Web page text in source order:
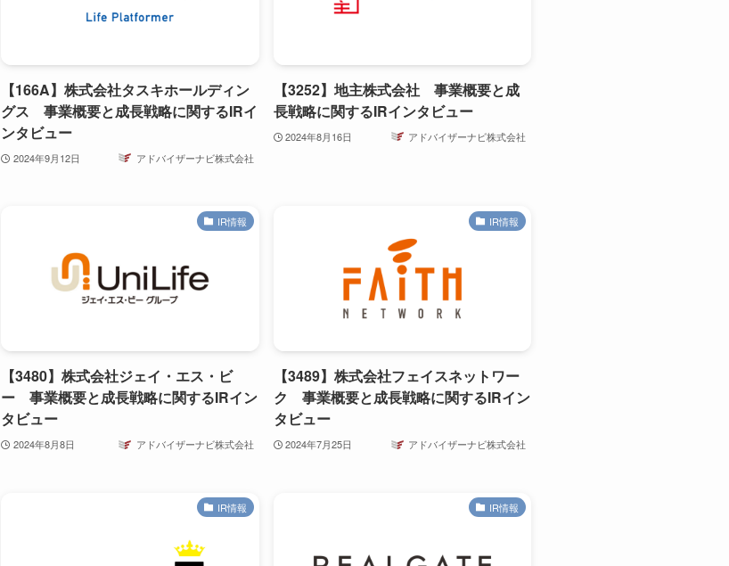
【166A】株式会社タスキホールディン
グス 事業概要と成長戦略に関するIRイ
ンタビュー
2024年9月12日 アドバイザーナビ株式会社
【3252】地主株式会社 事業概要と成
長戦略に関するIRインタビュー
2024年8月16日 アドバイザーナビ株式会社
IR情報
【3480】株式会社ジェイ・エス・ビ
ー 事業概要と成長戦略に関するIRイン
タビュー
2024年8月8日 アドバイザーナビ株式会社
IR情報
【3489】株式会社フェイスネットワー
ク 事業概要と成長戦略に関するIRイン
タビュー
2024年7月25日 アドバイザーナビ株式会社
IR情報 IR情報